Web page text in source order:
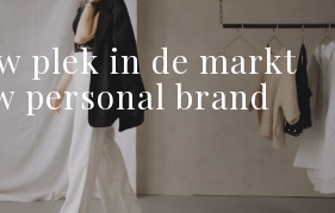
plek in de markt
personal brand